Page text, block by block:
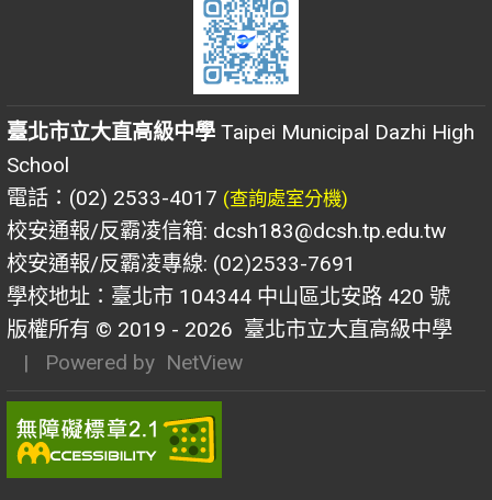
臺北市立大直高級中學 Taipei Municipal Dazhi High
School
電話：(02) 2533-4017 (查詢處室分機)
校安通報/反霸凌信箱: dcsh183@dcsh.tp.edu.tw
校安通報/反霸凌專線: (02)2533-7691
學校地址：臺北市 104344 中山區北安路 420 號
版權所有 © 2019 - 2026 臺北市立大直高級中學
| Powered by NetView